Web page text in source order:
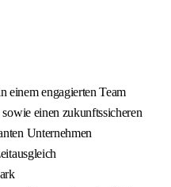
einem engagierten Team
einen zukunftssicheren
Unternehmen